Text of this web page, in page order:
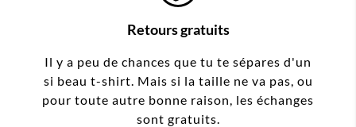
Retours gratuits
Il y a peu de chances que tu te sépares d'un
si beau t-shirt. Mais si la taille ne va pas, ou
pour toute autre bonne raison, les échanges
sont gratuits.